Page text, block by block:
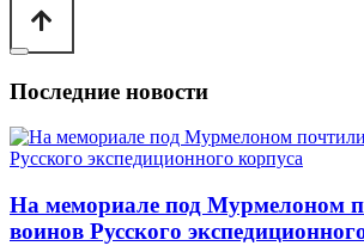
Последние новости
На мемориале под Мурмелоном
воинов Русского